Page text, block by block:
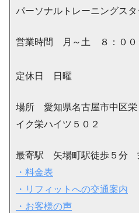
パーソナルトレーニングス
営業時間 月～土 ８：００
定休日 日曜
場所 愛知県名古屋市中区
イク栄ハイツ５０２
最寄駅 矢場町駅徒歩５分
・料金表
・リフィットへの交通案内
・お客様の声